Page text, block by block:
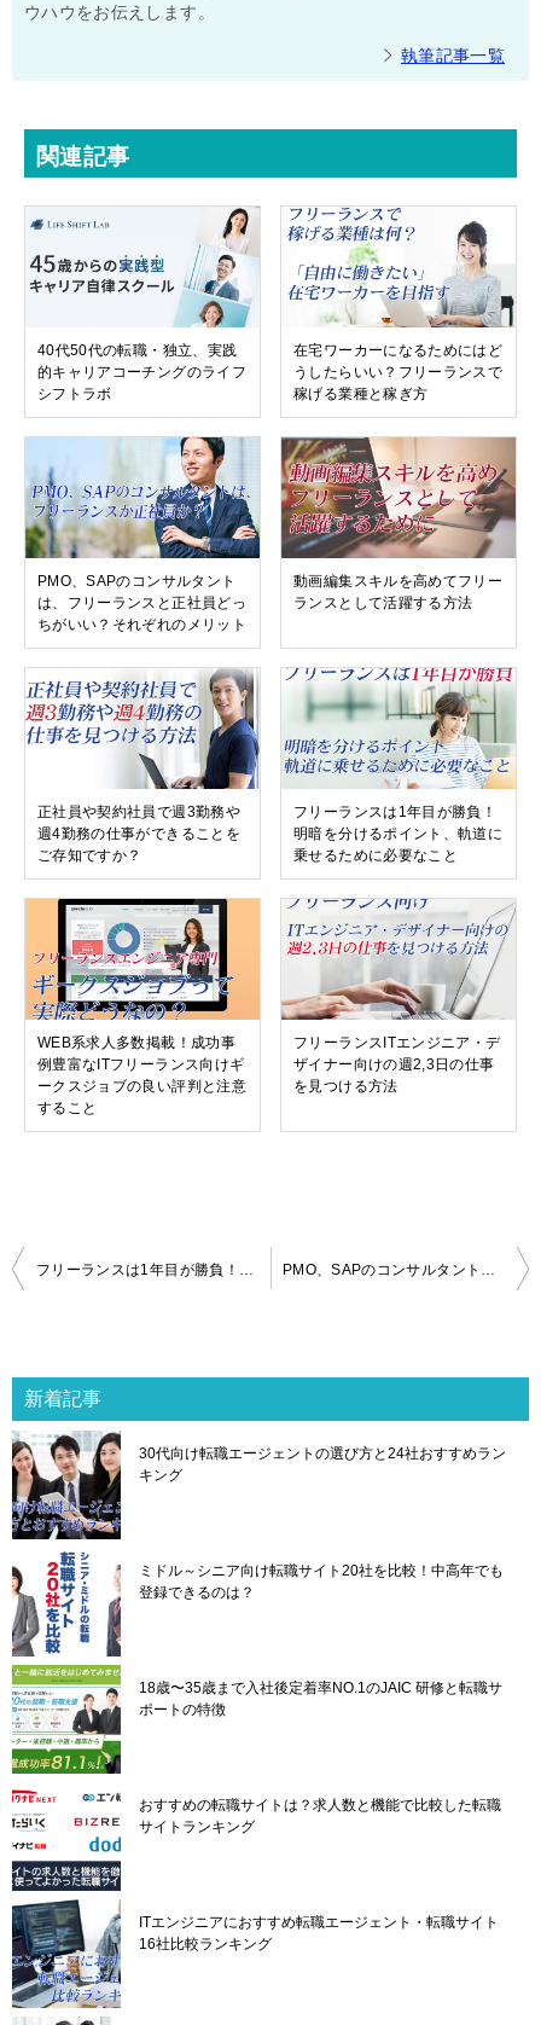
ウハウをお伝えします。
執筆記事一覧
関連記事
40代50代の転職・独立、実践
的キャリアコーチングのライフ
シフトラボ
在宅ワーカーになるためにはど
うしたらいい？フリーランスで
稼げる業種と稼ぎ方
PMO、SAPのコンサルタント
は、フリーランスと正社員どっ
ちがいい？それぞれのメリット
動画編集スキルを高めてフリー
ランスとして活躍する方法
正社員や契約社員で週3勤務や
週4勤務の仕事ができることを
ご存知ですか？
フリーランスは1年目が勝負！
明暗を分けるポイント、軌道に
乗せるために必要なこと
WEB系求人多数掲載！成功事
例豊富なITフリーランス向けギ
ークスジョブの良い評判と注意
すること
フリーランスITエンジニア・デ
ザイナー向けの週2,3日の仕事
を見つける方法
投
稿
ゲ
ー
シ
ョ
ン
新着記事
30代向け転職エージェントの選び方と24社おすすめラン
キング
ミドル～シニア向け転職サイト20社を比較！中高年でも
登録できるのは？
18歳〜35歳まで入社後定着率NO.1のJAIC 研修と転職サ
ポートの特徴
おすすめの転職サイトは？求人数と機能で比較した転職
サイトランキング
ITエンジニアにおすすめ転職エージェント・転職サイト
16社比較ランキング